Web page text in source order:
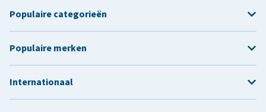
Populaire categorieën
Populaire merken
Internationaal